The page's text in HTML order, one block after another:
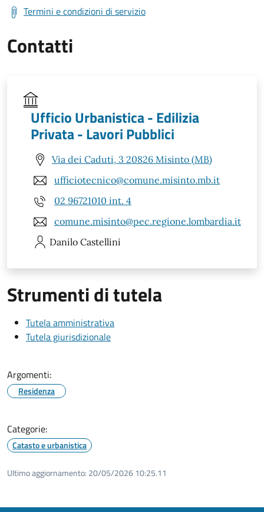
Termini e condizioni di servizio
Contatti
Ufficio Urbanistica - Edilizia
Privata - Lavori Pubblici
Via dei Caduti, 3 20826 Misinto (MB)
ufficiotecnico@comune.misinto.mb.it
02 96721010 int. 4
comune.misinto@pec.regione.lombardia.it
Danilo Castellini
Strumenti di tutela
Tutela amministrativa
Tutela giurisdizionale
Argomenti:
Residenza
Categorie:
Catasto e urbanistica
Ultimo aggiornamento: 20/05/2026 10:25.11